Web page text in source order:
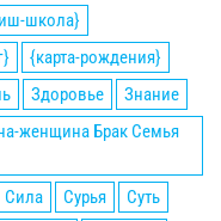
школа}
{карта-рождения}
Здоровье
Знание
женщина Брак Семья
Сила Сурья
Суть